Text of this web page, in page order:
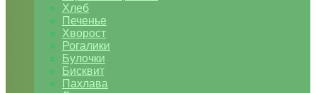
Хлеб
Печенье
Хворост
Рогалики
Булочки
Бисквит
Пахлава